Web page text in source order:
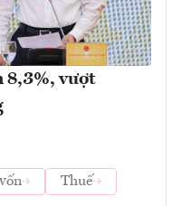
8,3%, vượt
Thuế